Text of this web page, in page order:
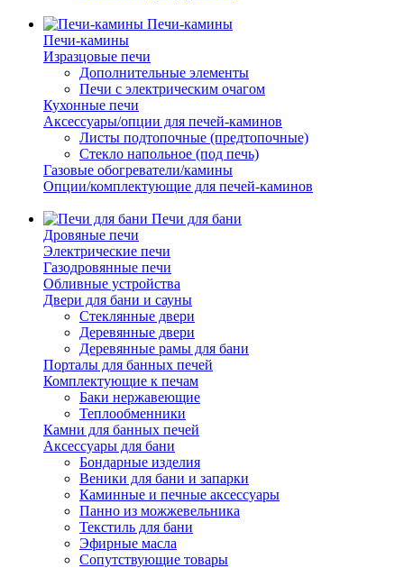
Печи-камины
Печи-камины
Изразцовые печи
Дополнительные элементы
Печи с электрическим очагом
Кухонные печи
Аксессуары/опции для печей-каминов
Листы подтопочные (предтопочные)
Стекло напольное (под печь)
Газовые обогреватели/камины
Опции/комплектующие для печей-каминов
Печи для бани
Дровяные печи
Электрические печи
Газодровянные печи
Обливные устройства
Двери для бани и сауны
Стеклянные двери
Деревянные двери
Деревянные рамы для бани
Порталы для банных печей
Комплектующие к печам
Баки нержавеющие
Теплообменники
Камни для банных печей
Аксессуары для бани
Бондарные изделия
Веники для бани и запарки
Каминные и печные аксессуары
Панно из можжевельника
Текстиль для бани
Эфирные масла
Сопутствующие товары